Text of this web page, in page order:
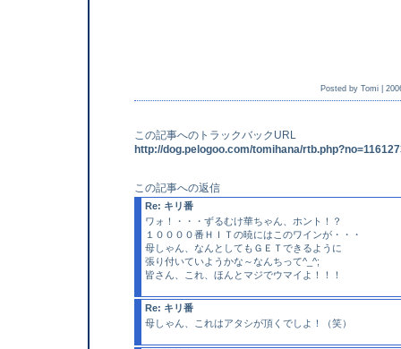
Posted by Tomi |
この記事へのトラックバックURL
http://dog.pelogoo.com/tomihana/
この記事への返信
Re: キリ番
ワォ！・・・ずるむけ華ちゃん、ホント！？
１００００番ＨＩＴの暁にはこのワインが・・・
母しゃん、なんとしてもＧＥＴできるように
張り付いていようかな～なんちって^_^;
皆さん、これ、ほんとマジでウマイよ！！！
Re: キリ番
母しゃん、これはアタシが頂くでしよ！（笑）